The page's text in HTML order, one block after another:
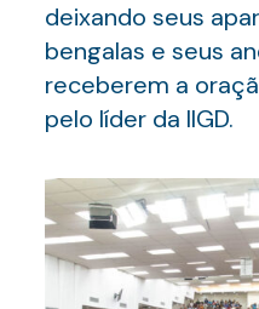
deixando seus
bengalas e seus
receberem a
pelo líder da IIGD.